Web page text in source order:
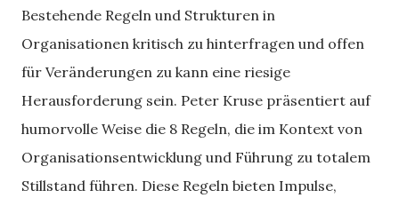
Bestehende Regeln und Strukturen in
Organisationen kritisch zu hinterfragen und offen
für Veränderungen zu kann eine riesige
Herausforderung sein. Peter Kruse präsentiert auf
humorvolle Weise die 8 Regeln, die im Kontext von
Organisationsentwicklung und Führung zu totalem
Stillstand führen. Diese Regeln bieten Impulse,